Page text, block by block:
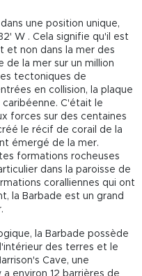
une position unique,
W . Cela signifie qu'il est
et non dans la mer des
de la mer sur un million
tectoniques de
en collision, la plaque
C'était le
forces sur des centaines
le récif de corail de la
émergé de la mer.
formations rocheuses
dans la paroisse de
coralliennes qui ont
la Barbade est un grand
la Barbade possède
des terres et le
Cave, une
environ 12 barrières de